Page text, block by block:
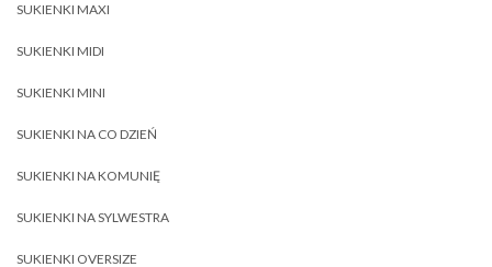
SUKIENKI MAXI
SUKIENKI MIDI
SUKIENKI MINI
SUKIENKI NA CO DZIEŃ
SUKIENKI NA KOMUNIĘ
SUKIENKI NA SYLWESTRA
SUKIENKI OVERSIZE